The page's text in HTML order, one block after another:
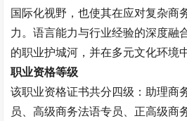
国际化视野，也使其在应对复杂商
力。语言能力与行业经验的深度融
的职业护城河，并在多元文化环境
职业资格等级
该职业资格证书共分四级：助理商
员 、高级商务法语专员 、正高级商